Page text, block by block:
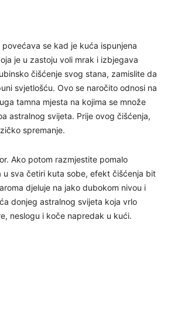
se kad je kuća ispunjena
je u zastoju voli mrak i izbjegava
čišćenje svog stana, zamislite da
svjetlošću. Ovo se naročito odnosi na
tamna mjesta na kojima se množe
astralnog svijeta. Prije ovog čišćenja,
spremanje.
Ako potom razmjestite pomalo
u sva četiri kuta sobe, efekt čišćenja bit
djeluje na jako dubokom nivou i
donjeg astralnog svijeta koja vrlo
neslogu i koče napredak u kući.